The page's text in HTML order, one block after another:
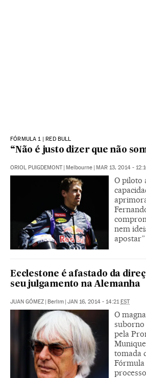
FÓRMULA 1 | RED BULL
“Não é justo dizer que não
ORIOL PUIGDEMONT | Melbourne | MAR 13, 2014 -
O piloto
nem
apostar”
Ecclestone é afastado da
seu julgamento na Alemanha
JUAN GÓMEZ | Berlim | JAN 16, 2014 - 14:21 EST
O
suborno
pela
tomada
Fórmula
processo